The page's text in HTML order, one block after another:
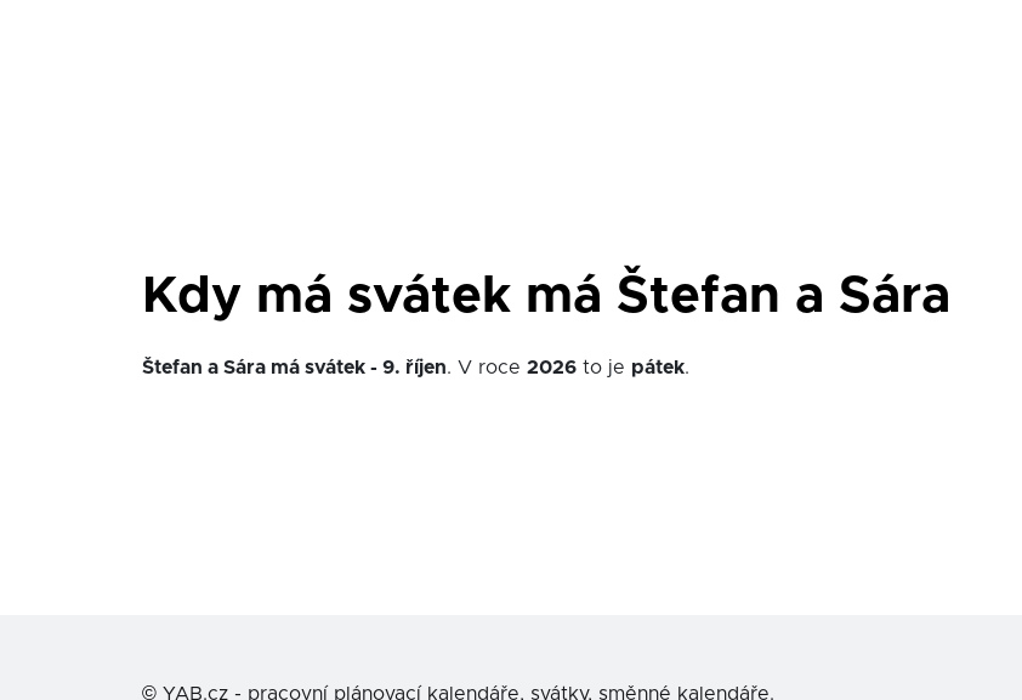
Kdy má svátek má Štefan a Sára
Štefan a Sára má svátek - 9. říjen. V roce 2026 to je pátek.
© YAB.cz - pracovní plánovací kalendáře, svátky, směnné kalendáře.